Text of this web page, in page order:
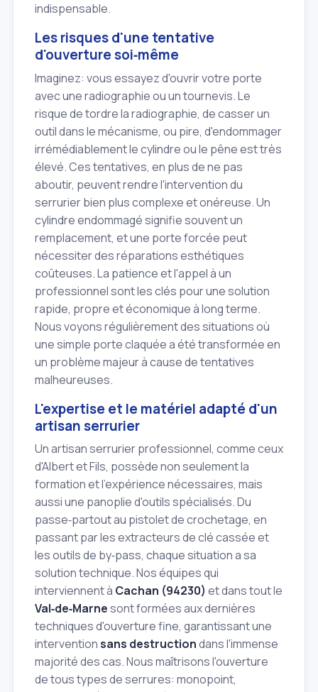
indispensable.
Les risques d'une tentative
d'ouverture soi‑même
Imaginez: vous essayez d'ouvrir votre porte
avec une radiographie ou un tournevis. Le
risque de tordre la radiographie, de casser un
outil dans le mécanisme, ou pire, d'endommager
irrémédiablement le cylindre ou le pêne est très
élevé. Ces tentatives, en plus de ne pas
aboutir, peuvent rendre l'intervention du
serrurier bien plus complexe et onéreuse. Un
cylindre endommagé signifie souvent un
remplacement, et une porte forcée peut
nécessiter des réparations esthétiques
coûteuses. La patience et l'appel à un
professionnel sont les clés pour une solution
rapide, propre et économique à long terme.
Nous voyons régulièrement des situations où
une simple porte claquée a été transformée en
un problème majeur à cause de tentatives
malheureuses.
L'expertise et le matériel adapté d'un
artisan serrurier
Un artisan serrurier professionnel, comme ceux
d'Albert et Fils, possède non seulement la
formation et l'expérience nécessaires, mais
aussi une panoplie d'outils spécialisés. Du
passe‑partout au pistolet de crochetage, en
passant par les extracteurs de clé cassée et
les outils de by‑pass, chaque situation a sa
solution technique. Nos équipes qui
interviennent à Cachan (94230) et dans tout le
Val‑de‑Marnesont formées aux dernières
techniques d'ouverture fine, garantissant une
interventionsans destructiondans l'immense
majorité des cas. Nous maîtrisons l'ouverture
de tous types de serrures: monopoint,